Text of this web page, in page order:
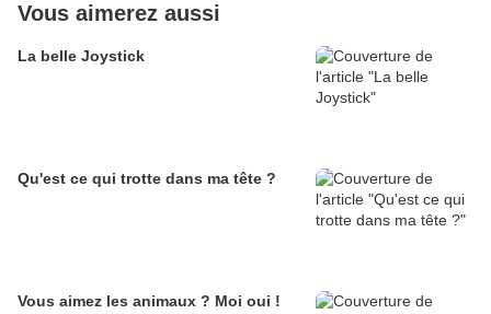
Vous aimerez aussi
La belle Joystick
Qu'est ce qui trotte dans ma tête ?
Vous aimez les animaux ? Moi oui !